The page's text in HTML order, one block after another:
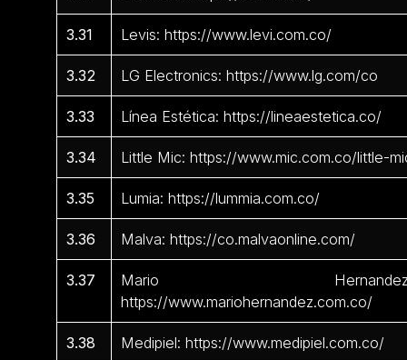
3.31 Levis: https://www.levi.com.co/
3.32 LG Electronics: https://www.lg.com/co
3.33 Línea Estética: https://lineaestetica.co/
3.34 Little Mic: https://www.mic.com.co/little-
3.35 Lumia: https://lummia.com.co/
3.36 Malva: https://co.malvaonline.com/
3.37
Mario
https://www.mariohernandez.com.co/
3.38 Medipiel: https://www.medipiel.com.co/